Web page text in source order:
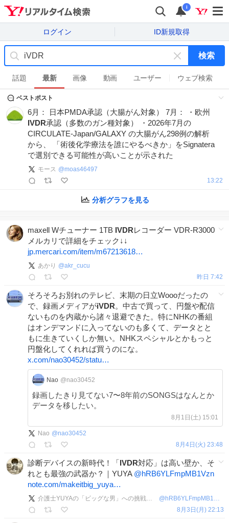
i
ログイン ID新規取得
キ
ー
ワ
ド
を
消
す
検索
話題 最新 画像 動画 ユーザー ウェブ検索
ベストポスト
6月： 日本PMDA承認（大腸がん対象） 7月： ・欧州
IVDR承認（多数のガン種対象） ・2026年7月の
CIRCULATE-Japan/GALAXY の大腸がん298例の解析
から、 「術後化学療法を誰にやるべきか」をSignatera
で選別できる可能性が高いことが示された
モース @moas46497
13:22
分析グラフを見る
maxell Wチューナー 1TB IVDRレコーダー VDR-R3000
メルカリで詳細をチェック↓↓
jp.mercari.com/item/m67213618…
あかり @akr_cucu
昨日 7:42
そろそろお別れのテレビ、末期の日立Woooだったの
で、録画メディアがiVDR。中古で買って、円盤や配信
ないものを内蔵から諸々退避できた。特にNHKの番組
はオンデマンドに入ってないのも多くて、データとと
もに生きていくしか無い。NHKスペシャルとかもっと
円盤化してくれれば買うのにな。
x.com/nao30452/statu…
Nao @nao30452
録画したきり見てない7〜8年前のSONGSはなんとか
データを移したい。
8月1日(土) 15:01
Nao @nao30452
8月4日(火) 23:48
診断デバイスの新時代！「IVDR対応」は高い壁か、そ
れとも最強の武器か？｜YUYA @hRB6YLFmpMB1Vzn
note.com/makeitbig_yuya…
介護士YUYAの「ビッグな男」への挑戦記🔰 @ hRB6YLFmpMB1Vzn
8月3日(月) 22:13